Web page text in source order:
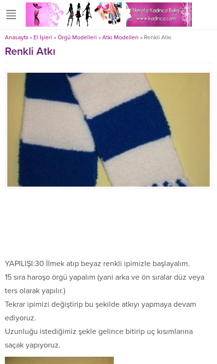
Anasayfa » El İşleri » Örgü Modelleri » Atkı Modelleri » Renkli Atkı
Renkli Atkı
YAPILIŞI:30 İlmek atıp beyaz renkli ipimizle başlayalım.
15 sıra haroşo örgü yapalım (yani arka ve ön sıralar düz veya
ters olarak yapılır.)
Tekrar ipimizi değiştirip bu şekilde atkıyı yapmaya devam
ediyoruz.
Uzunluğu istediğimiz şekle gelince bitirip uç kısımlarına
saçak yapıyoruz.